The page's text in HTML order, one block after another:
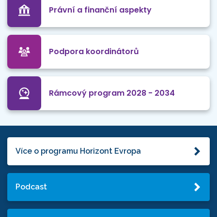
Právní a finanční aspekty
Podpora koordinátorů
Rámcový program 2028 - 2034
Více o programu Horizont Evropa
Podcast